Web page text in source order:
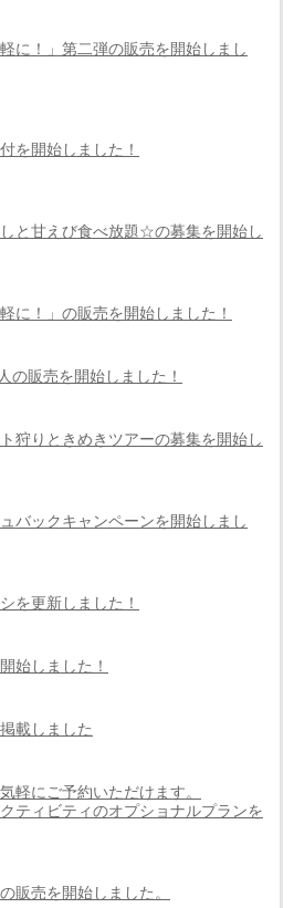
に！」第二弾の販売を開始しまし
を開始しました！
と甘えび食べ放題☆の募集を開始し
に！」の販売を開始しました！
の販売を開始しました！
狩りときめきツアーの募集を開始し
バックキャンペーンを開始しまし
を更新しました！
始しました！
載しました
軽にご予約いただけます。
ティビティのオプショナルプランを
販売を開始しました。